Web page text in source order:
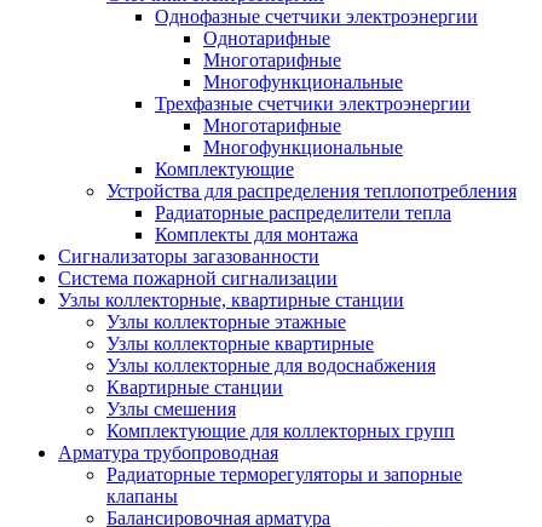
Однофазные счетчики электроэнергии
Однотарифные
Многотарифные
Многофункциональные
Трехфазные счетчики электроэнергии
Многотарифные
Многофункциональные
Комплектующие
Устройства для распределения теплопотребления
Радиаторные распределители тепла
Комплекты для монтажа
Сигнализаторы загазованности
Система пожарной сигнализации
Узлы коллекторные, квартирные станции
Узлы коллекторные этажные
Узлы коллекторные квартирные
Узлы коллекторные для водоснабжения
Квартирные станции
Узлы смешения
Комплектующие для коллекторных групп
Арматура трубопроводная
Радиаторные терморегуляторы и запорные
клапаны
Балансировочная арматура